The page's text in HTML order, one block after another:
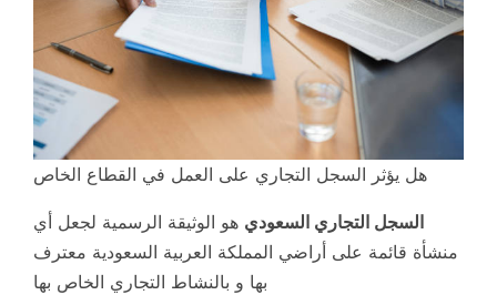
هل يؤثر السجل التجاري على العمل في القطاع الخاص
السجل التجاري السعودي هو الوثيقة الرسمية لجعل أي
منشأة قائمة على أراضي المملكة العربية السعودية معترف
بها و بالنشاط التجاري الخاص بها